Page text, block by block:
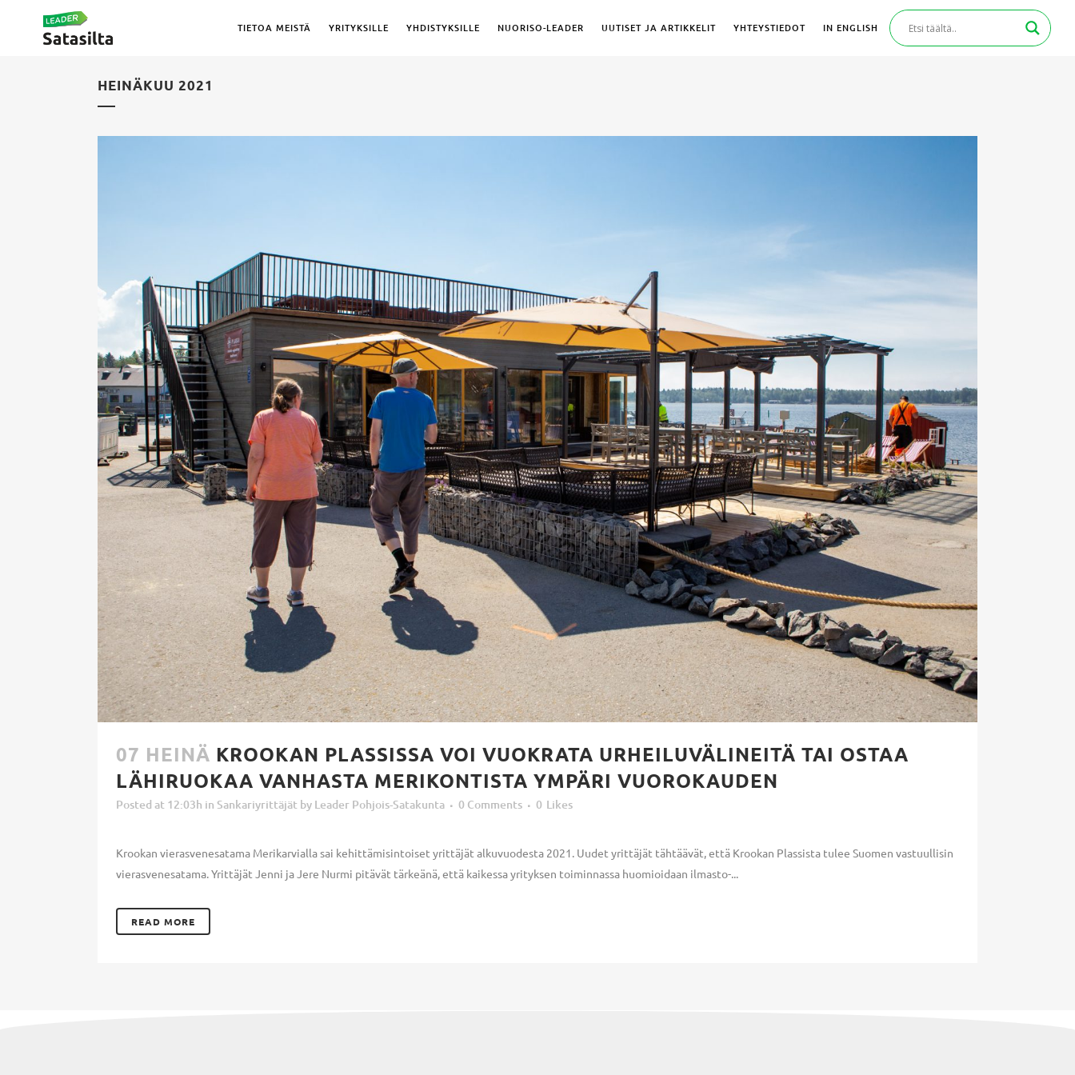
TIETOA MEISTÄ YRITYKSILLE YHDISTYKSILLE NUORISO-LEADER UUTISET JA ARTIKKELIT YHTEYSTIEDOT IN ENGLISH
HEINÄKUU 2021
07 HEINÄ KROOKAN PLASSISSA VOI VUOKRATA URHEILUVÄLINEITÄ TAI OSTAA
LÄHIRUOKAA VANHASTA MERIKONTISTA YMPÄRI VUOROKAUDEN
Posted at 12:03h in Sankariyrittäjät by Leader Pohjois-Satakunta 0 Comments 0 Likes
Krookan vierasvenesatama Merikarvialla sai kehittämisintoiset yrittäjät alkuvuodesta 2021. Uudet yrittäjät tähtäävät, että Krookan Plassista tulee Suomen vastuullisin
vierasvenesatama. Yrittäjät Jenni ja Jere Nurmi pitävät tärkeänä, että kai­kes­sa yrityksen toiminnassa huo­mi­oi­daan il­mas­to-...
READ MORE